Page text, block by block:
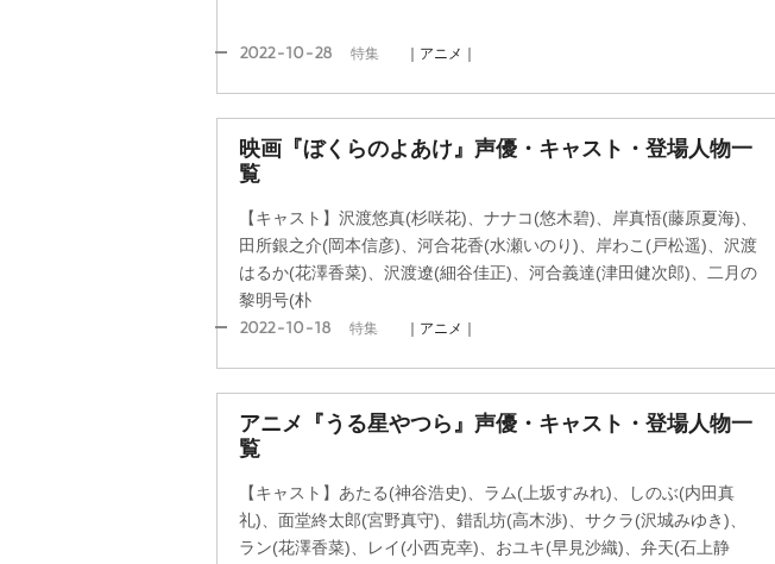
2022-10-28 特集 ｜アニメ｜
映画『ぼくらのよあけ』声優・キャスト・登場人物一
覧
【キャスト】沢渡悠真(杉咲花)、ナナコ(悠木碧)、岸真悟(藤原夏海)、
田所銀之介(岡本信彦)、河合花香(水瀬いのり)、岸わこ(戸松遥)、沢渡
はるか(花澤香菜)、沢渡遼(細谷佳正)、河合義達(津田健次郎)、二月の
黎明号(朴
2022-10-18 特集 ｜アニメ｜
アニメ『うる星やつら』声優・キャスト・登場人物一
覧
【キャスト】あたる(神谷浩史)、ラム(上坂すみれ)、しのぶ(内田真
礼)、面堂終太郎(宮野真守)、錯乱坊(高木渉)、サクラ(沢城みゆき)、
ラン(花澤香菜)、レイ(小西克幸)、おユキ(早見沙織)、弁天(石上静